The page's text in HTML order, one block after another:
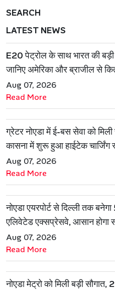
SEARCH
LATEST NEWS
E20 पेट्रोल के साथ भारत की
जानिए अमेरिका और ब्राजील से
है एथेनॉल मॉडल
Aug 07, 2026
Read More
ग्रेटर नोएडा में ई-बस सेवा को मिली
कासना में शुरू हुआ हाईटेक चार्जिंग
Aug 07, 2026
Read More
नोएडा एयरपोर्ट से दिल्ली तक
एलिवेटेड एक्सप्रेसवे, आसान होगा
Aug 07, 2026
Read More
नोएडा मेट्रो को मिली बड़ी